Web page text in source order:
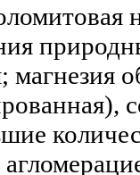
магнезия